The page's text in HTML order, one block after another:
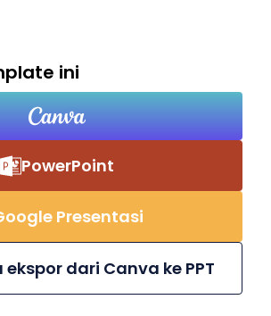
ini
PowerPoint
Presentasi
dari Canva ke PPT